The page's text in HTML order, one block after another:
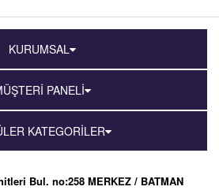
KURUMSAL
PANELİ
KATEGORİLER
Bul. no:258 MERKEZ / BATMAN